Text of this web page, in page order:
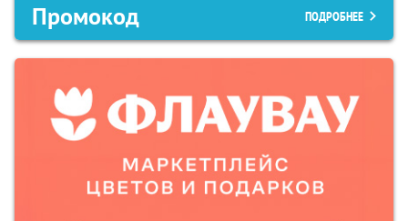
Промокод ПОДРОБНЕЕ